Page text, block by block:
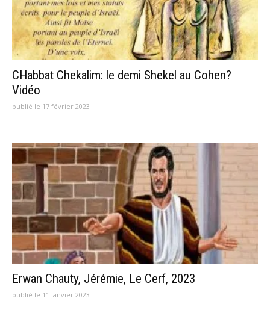
CHabbat Chekalim: le demi Shekel au Cohen?
Vidéo
publié le 17 février 2023
Erwan Chauty, Jérémie, Le Cerf, 2023
publié le 11 janvier 2023